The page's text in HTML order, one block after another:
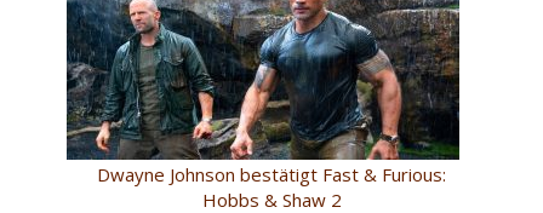
Dwayne Johnson bestätigt Fast & Furious:
Hobbs & Shaw 2